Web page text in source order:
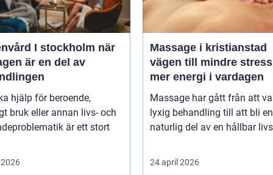
I stockholm när
är en del av
hjälp för beroende,
bruk eller annan livs- och
är ett stort
Massage i kristianstad
vägen till mindre
mer energi i vardagen
Massage har gått från att
lyxig behandling till att bli en
naturlig del av en hållbar
24 april 2026